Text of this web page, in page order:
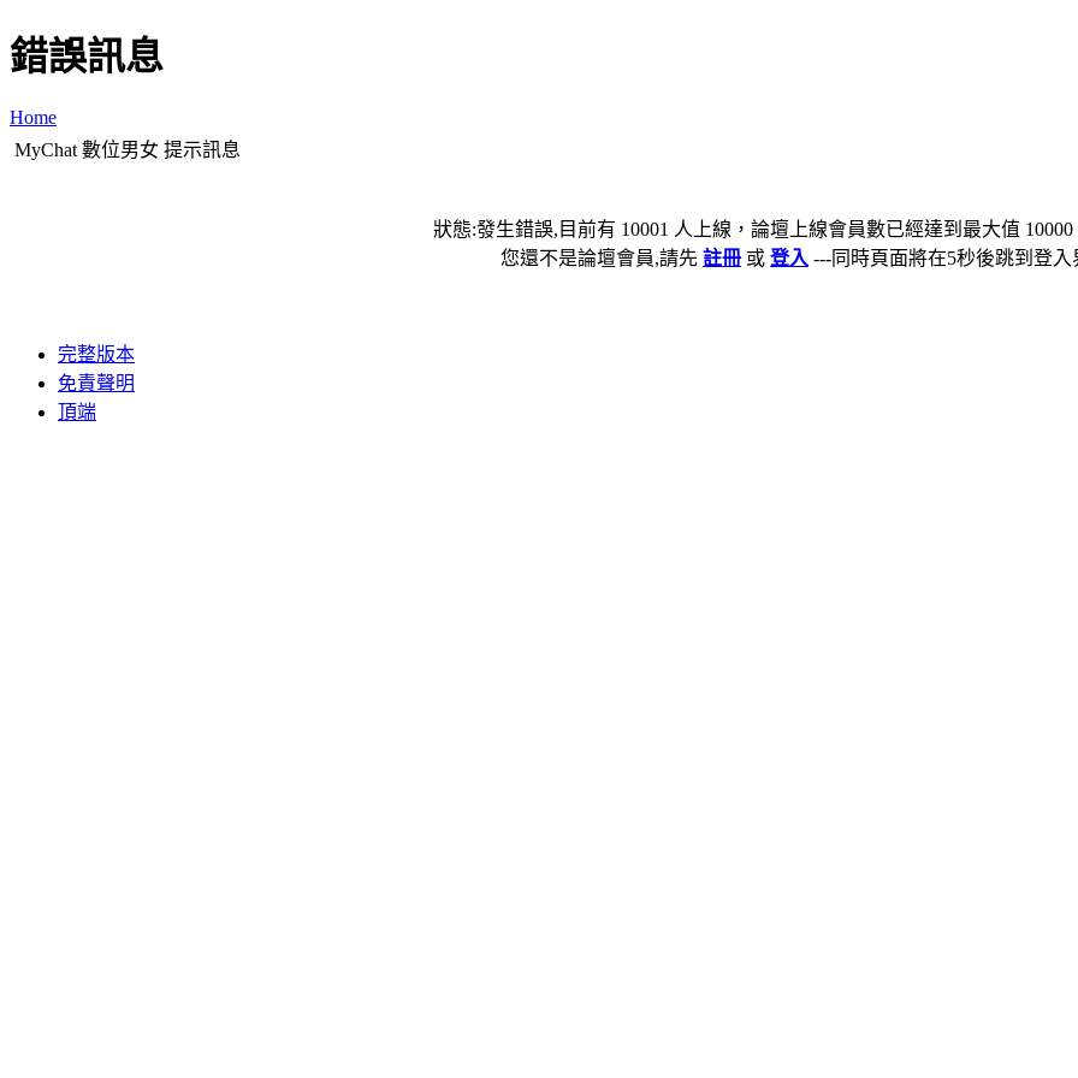
錯誤訊息
Home
MyChat 數位男女 提示訊息
狀態:發生錯誤,目前有 10001 人上線，論壇上線會員數已經達到最大值
您還不是論壇會員,請先 註冊 或 登入 ---同時頁面將在5秒後跳到登入
完整版本
免責聲明
頂端